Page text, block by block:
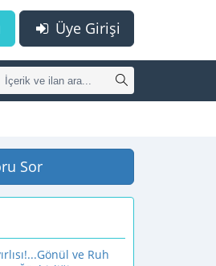
Üye Girişi
Sor
ve Ruh